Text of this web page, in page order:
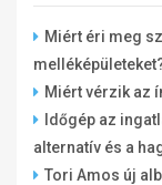
Miért éri meg
Miért vérzik az
Időgép az
alternatív és a
Tori Amos új